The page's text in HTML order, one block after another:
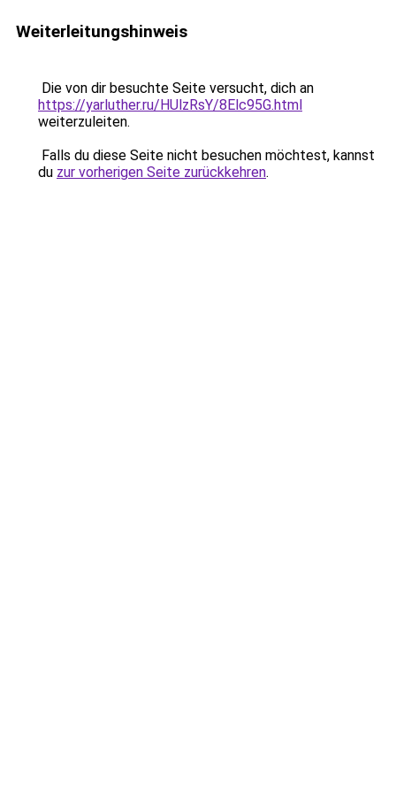
Weiterleitungshinweis
Die von dir besuchte Seite versucht, dich an
https://yarluther.ru/HUlzRsY/8Elc95G.html
weiterzuleiten.
Falls du diese Seite nicht besuchen möchtest, kannst
du zur vorherigen Seite zurückkehren.